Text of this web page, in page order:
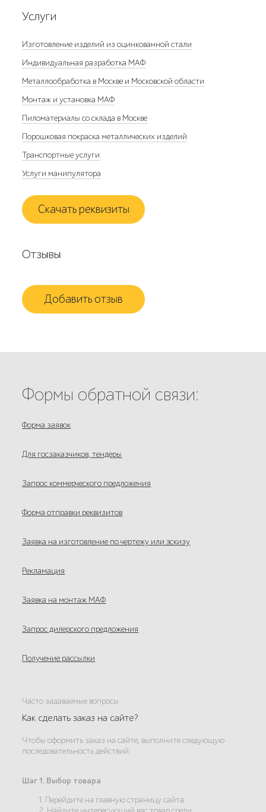
Услуги
Изготовление изделий из оцинкованной стали
Индивидуальная разработка МАФ
Металлообработка в Москве и Московской области
Монтаж и установка МАФ
Пиломатериалы со склада в Москве
Порошковая покраска металлических изделий
Транспортные услуги
Услуги манипулятора
Скачать реквизиты
Отзывы
Добавить отзыв
Формы обратной связи:
Форма заявок
Для госзаказчиков, тендеры
Запрос коммерческого предложения
Форма отправки реквизитов
Заявка на изготовление по чертежу или эскизу
Рекламация
Заявка на монтаж МАФ
Запрос дилерского предложения
Получение рассылки
Часто задаваемые вопросы
Как сделать заказ на сайте?
Чтобы оформить заказ на сайте, выполните следующую
последовательность действий:
Шаг 1. Выбор товара
1. Перейдите на главную страницу сайта.